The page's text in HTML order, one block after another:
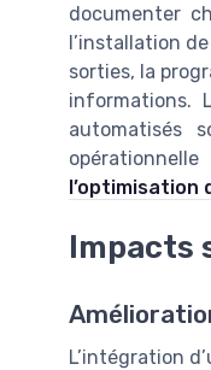
documenter
l’installation
sorties, la
informations.
automatisés
l’optimisation
Impacts
L’intégration